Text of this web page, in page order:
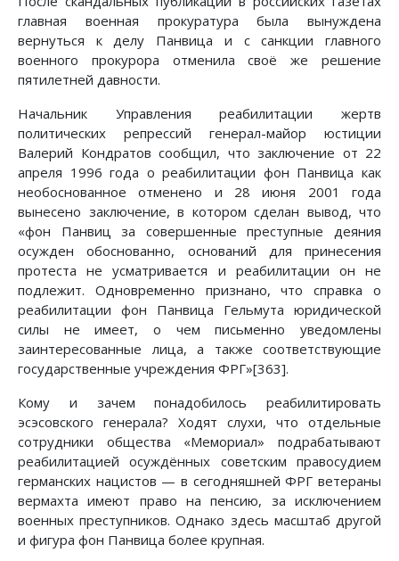
главная военная прокуратура была вынуждена
вернуться к делу Панвица и с санкции главного
военного прокурора отменила своё же решение
пятилетней давности.
Начальник Управления реабилитации жертв
политических репрессий генерал-майор юстиции
Валерий Кондратов сообщил, что заключение от 22
апреля 1996 года о реабилитации фон Панвица как
необоснованное отменено и 28 июня 2001 года
вынесено заключение, в котором сделан вывод, что
«фон Панвиц за совершенные преступные деяния
осужден обоснованно, оснований для принесения
протеста не усматривается и реабилитации он не
подлежит. Одновременно признано, что справка о
реабилитации фон Панвица Гельмута юридической
силы не имеет, о чем письменно уведомлены
заинтересованные лица, а также соответствующие
государственные учреждения ФРГ»[363].
Кому и зачем понадобилось реабилитировать
эсэсовского генерала? Ходят слухи, что отдельные
сотрудники общества «Мемориал» подрабатывают
реабилитацией осуждённых советским правосудием
германских нацистов — в сегодняшней ФРГ ветераны
вермахта имеют право на пенсию, за исключением
военных преступников. Однако здесь масштаб другой
и фигура фон Панвица более крупная.